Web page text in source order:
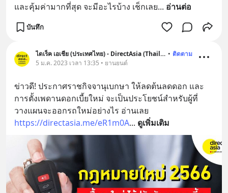
และคุ้มค่ามากที่สุด จะมีอะไรบ้าง เช็กเลย... อ่านต่อ
บันทึก
ไดเร็ค เอเชีย (ประเทศไทย) - DirectAsia (Thailand) • ติดตาม
5 ม.ค. 2023 เวลา 13:35 • ยานยนต์
ข่าวดี! ประกาศราชกิจจานุเบกษา ให้ลดต้นลดดอก และ
การตั้งเพดานดอกเบี้ยใหม่ จะเป็นประโยชน์สำหรับผู้ที่
https://directasia.me/eR1m0A... ดูเพิ่มเติม